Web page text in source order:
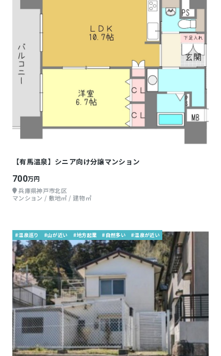
【有馬温泉】シニア向け分譲マンション
700万円
兵庫県神戸市北区
マンション / 敷地㎡ / 建物㎡
#温泉巡り #山が近い #地方起業 #自然多い #温泉が近い